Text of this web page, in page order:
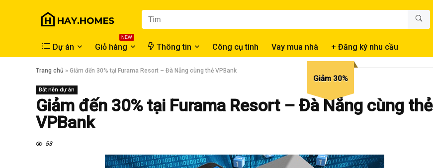
Dự án
NEW
Giỏ hàng Thông tin Công cụ tính Vay mua nhà + Đăng ký nhu cầu
Giảm 30%
Trang chủ » Giảm đến 30% tại Furama Resort – Đà Nẵng cùng thẻ VPBank
Đất nền dự án
Giảm đến 30% tại Furama Resort – Đà Nẵng cùng thẻ
VPBank
53